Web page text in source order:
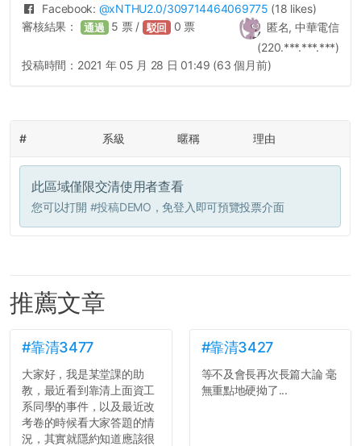
Facebook: @xNTHU2.0/309714464069775 (18 likes)
匿名, 中華電信
(220.***.***.***)
審核結果： 通過 5 票 / 駁回 0 票
投稿時間： 2021 年 05 月 28 日 01:49 (63 個月前)
# 系級 暱稱 理由
此區域僅限交清使用者查看
您可以打開 #投稿DEMO ，免登入即可預覽投票介面
推薦文章
#靠清3477
大家好，我是某堂課的助
教，最近看到靠清上面資工
系同學的事件，以及最近改
考卷的時候看大家答題的情
況，其實就隱約知道應該很
#靠清3427
等不及會長再次長篇大論 毫
無重點地硬拗了...